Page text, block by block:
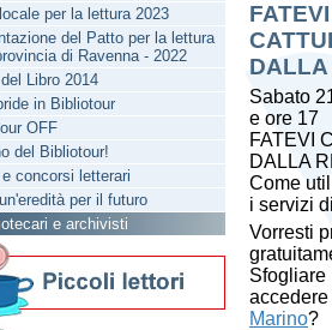
FATEVI
DALLA
Sabato
e ore 17
FATEVI
DALLA
Come
i servizi
Vorresti
Sfogliare
Marino?
per la lettura 2023
del Patto per la lettura
di Ravenna - 2022
Libro 2014
in Bibliotour
OFF
del Bibliotour!
e concorsi letterari
per il futuro
e archivisti